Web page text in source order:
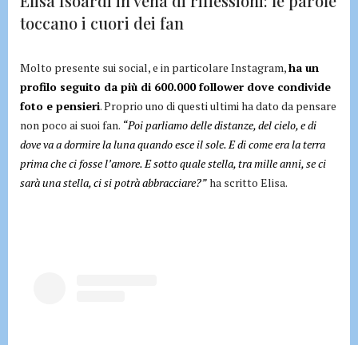
toccano i cuori dei fan
Molto presente sui social, e in particolare Instagram,ha un
profilo seguito da più di 600.000 follower dove condivide
foto e pensieri. Proprio uno di questi ultimi ha dato da pensare
non poco ai suoi fan. “Poi parliamo delle distanze, del cielo, e di
dove va a dormire la luna quando esce il sole. E di come era la terra
prima che ci fosse l’amore. E sotto quale stella, tra mille anni, se ci
sarà una stella, ci si potrà abbracciare?”ha scritto Elisa.